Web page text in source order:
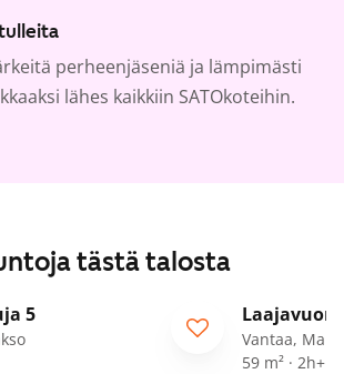
perheenjäseniä ja lämpimästi
lähes kaikkiin SATOkoteihin.
tästä talosta
/24
5
Vantaa,
59 m² · 2h+k